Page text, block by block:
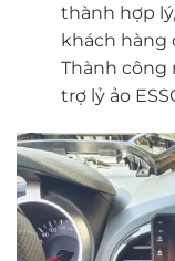
thành hợp
khách hàng
Thành công
trợ lỷ ảo